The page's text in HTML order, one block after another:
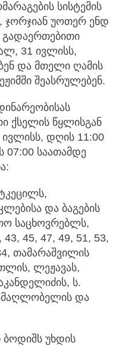
სისტემის
ჯორჯიან უოთერ ენდ
გადაერთებითი
31 ივლისს,
და მთელი ღამის
შეასრულებენ.
ქსელის წყლისგან
დღის 11:00
07:00 საათამდე
და ბაგების
საცხოვრებლს,
43, 45, 47, 49, 51, 53,
თამარაშვილის
ლეჟავას,
ს.
და
უხდის